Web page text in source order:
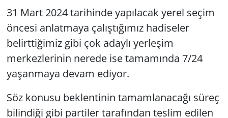
31 Mart 2024 tarihinde yapılacak yerel seçim
öncesi anlatmaya çalıştığımız hadiseler
belirttiğimiz gibi çok adaylı yerleşim
merkezlerinin nerede ise tamamında 7/24
yaşanmaya devam ediyor.
Söz konusu beklentinin tamamlanacağı süreç
bilindiği gibi partiler tarafından teslim edilen